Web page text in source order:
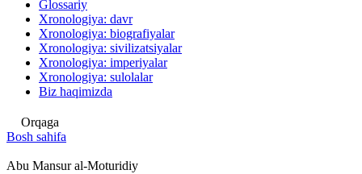
Glossariy
Xronologiya: davr
Xronologiya: biografiyalar
Xronologiya: sivilizatsiyalar
Xronologiya: imperiyalar
Xronologiya: sulolalar
Biz haqimizda
Orqaga
Bosh sahifa
Abu Mansur al-Moturidiy